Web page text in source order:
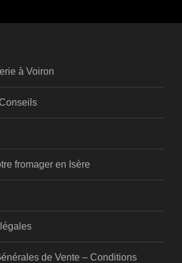
à Voiron
fromager en Isère
de Vente – Conditions